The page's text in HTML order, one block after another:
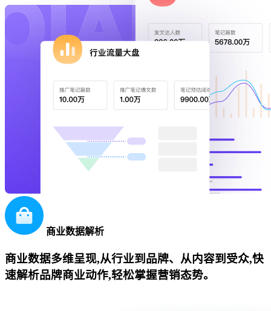
商业数据解析
商业数据多维呈现,从行业到品牌、从内容到受众,快
速解析品牌商业动作,轻松掌握营销态势。